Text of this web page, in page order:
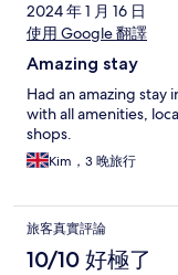
2024 年 1 月 16 日
使用 Google 翻譯
Amazing stay
Had an amazing stay
with all amenities,
shops.
Kim，3 晚旅行
旅客真實評論
10/10 好極了